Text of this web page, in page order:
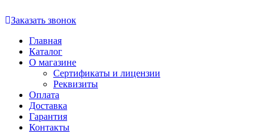
Заказать звонок
Главная
Каталог
О магазине
Сертификаты и лицензии
Реквизиты
Оплата
Доставка
Гарантия
Контакты